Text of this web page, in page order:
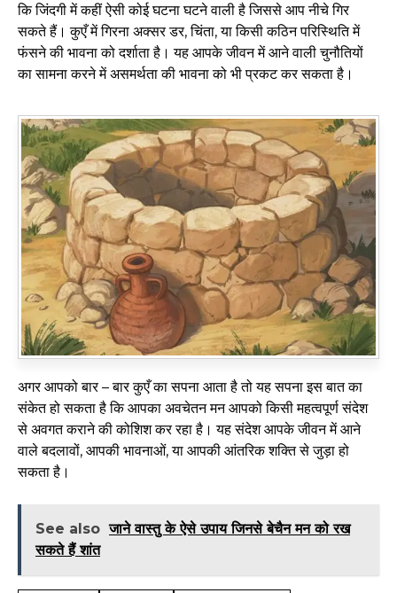
कि जिंदगी में कहीं ऐसी कोई घटना घटने वाली है जिससे आप नीचे गिर
सकते हैं। कुएँ में गिरना अक्सर डर, चिंता, या किसी कठिन परिस्थिति में
फंसने की भावना को दर्शाता है। यह आपके जीवन में आने वाली चुनौतियों
का सामना करने में असमर्थता की भावना को भी प्रकट कर सकता है।
अगर आपको बार – बार कुएँ का सपना आता है तो यह सपना इस बात का
संकेत हो सकता है कि आपका अवचेतन मन आपको किसी महत्वपूर्ण संदेश
से अवगत कराने की कोशिश कर रहा है। यह संदेश आपके जीवन में आने
वाले बदलावों, आपकी भावनाओं, या आपकी आंतरिक शक्ति से जुड़ा हो
सकता है।
See also जाने वास्तु के ऐसे उपाय जिनसे बेचैन मन को रख
सकते हैं शांत